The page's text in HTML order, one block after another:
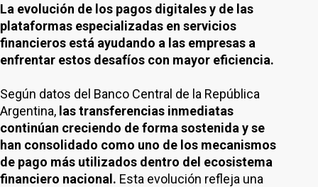
La evolución de los pagos digitales y de las
plataformas especializadas en servicios
financieros está ayudando a las empresas a
enfrentar estos desafíos con mayor eficiencia.
Según datos del Banco Central de la República
Argentina, las transferencias inmediatas
continúan creciendo de forma sostenida y se
han consolidado como uno de los mecanismos
de pago más utilizados dentro del ecosistema
financiero nacional. Esta evolución refleja una